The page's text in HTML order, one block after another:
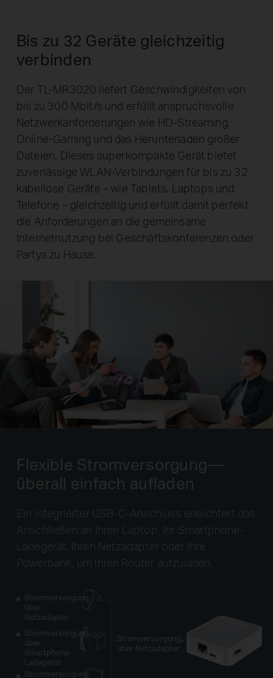
TL-MR3020
Laptops
Bis zu 32 Geräte gleichzeitig
verbinden
Der TL-MR3020 liefert Geschwindigkeiten von
bis zu 300 Mbit/s und erfüllt anspruchsvolle
Netzwerkanforderungen wie HD-Streaming,
Online-Gaming und das Herunterladen großer
Dateien. Dieses superkompakte Gerät bietet
zuverlässige WLAN-Verbindungen für bis zu 32
kabellose Geräte – wie Tablets, Laptops und
Telefone – gleichzeitig und erfüllt damit perfekt
die Anforderungen an die gemeinsame
Internetnutzung bei Geschäftskonferenzen oder
Partys zu Hause.
Flexible Stromversorgung—
überall einfach aufladen
Ein integrierter USB-C-Anschluss erleichtert das
Anschließen an Ihren Laptop, Ihr Smartphone-
Ladegerät, Ihren Netzadapter oder Ihre
Powerbank, um Ihren Router aufzuladen.
Stromversorgung
über
Netzadapter
Stromversorgung
über
Smartphone-
Ladegerät
Stromversorgung
Stromversorgung
über Netzadapter